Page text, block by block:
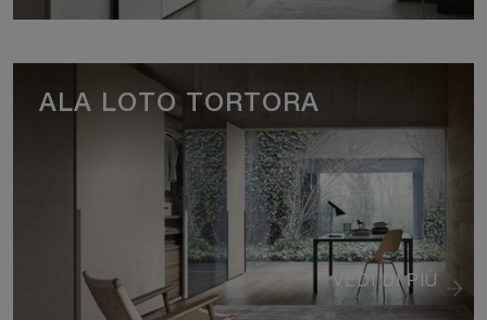
VEDI DI PIÙ
ALA LOTO TORTORA